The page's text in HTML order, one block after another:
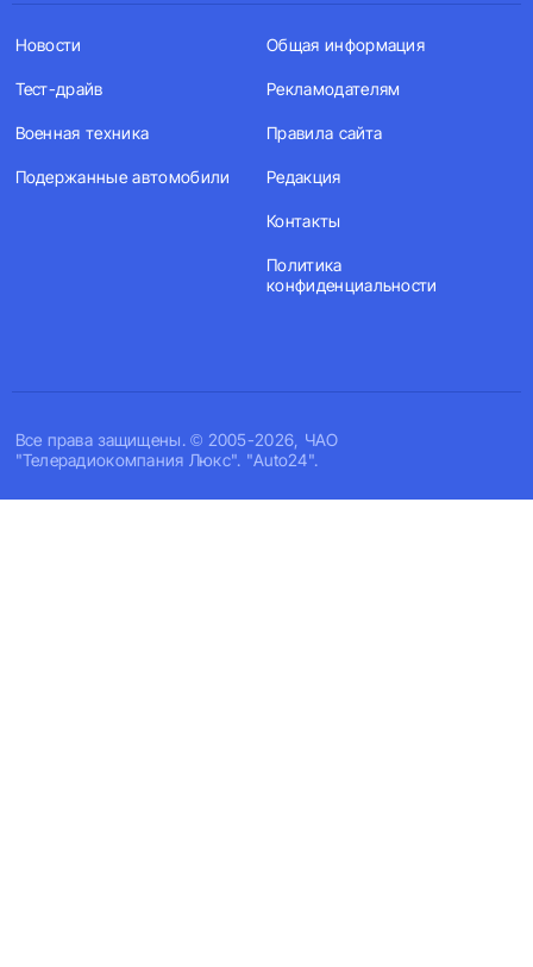
Все права защищены. © 2005-2026, ЧАО
"Телерадиокомпания Люкс". "Auto24".
Новости
Тест-драйв
Военная техника
Подержанные автомобили
Общая информация
Рекламодателям
Правила сайта
Редакция
Контакты
Политика
конфиденциальности